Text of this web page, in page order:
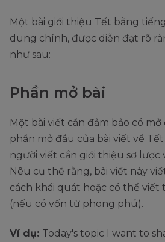
Một bài giới thiệu Tết bằng
dung chính, được diễn đạt rõ
như sau:
Phần mở bài
Một bài viết cần đảm bảo có
phần mở đầu của bài viết về
người viết cần giới thiệu sơ lược
Nêu cụ thể rằng, bài viết này
cách khái quát hoặc có thể viết
(nếu có vốn từ phong phú).
Ví dụ: Today's topic I want to